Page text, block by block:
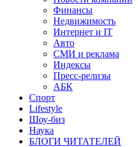
Финансы
Недвижимость
Интернет и IT
Авто
СМИ и реклама
Индексы
Пресс-релизы
АБК
Спорт
Lifestyle
Шоу-биз
Наука
БЛОГИ ЧИТАТЕЛЕЙ